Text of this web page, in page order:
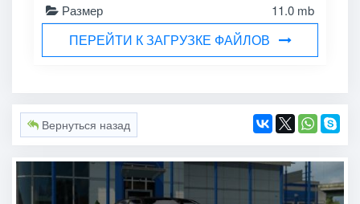
Размер
11.0 mb
ПЕРЕЙТИ К ЗАГРУЗКЕ ФАЙЛОВ
Вернуться назад